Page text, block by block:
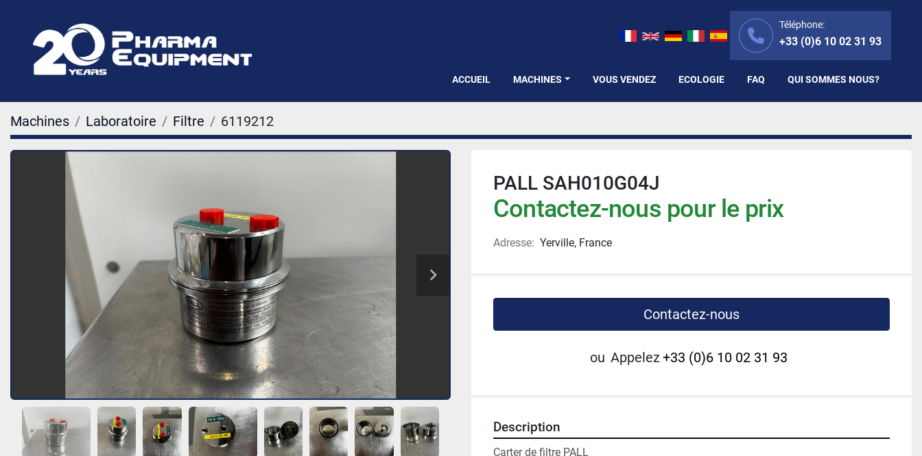
Téléphone:
+33 (0)6 10 02 31 93
ACCUEIL MACHINES VOUS VENDEZ ECOLOGIE FAQ QUI SOMMES NOUS?
Machines Laboratoire Filtre 6119212
PALL SAH010G04J
Contactez-nous pour le prix
Adresse: Yerville, France
Contactez-nous
ou Appelez+33 (0)6 10 02 31 93
Description
Carter de filtre PALL